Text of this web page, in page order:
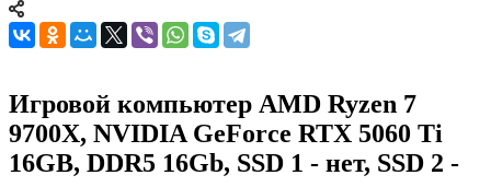
Игровой компьютер AMD Ryzen 7
9700X, NVIDIA GeForce RTX 5060 Ti
16GB, DDR5 16Gb, SSD 1 - нет, SSD 2 -